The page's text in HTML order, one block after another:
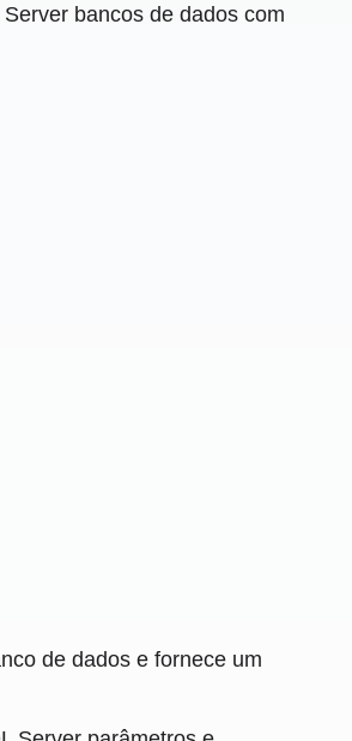
bancos de dados com
de dados e fornece um